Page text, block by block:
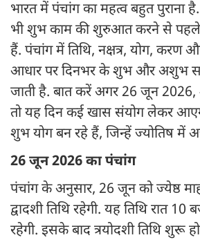
भारत में पंचांग का महत्व बहुत पुराना
भी शुभ काम की शुरुआत करने से
हैं. पंचांग में तिथि, नक्षत्र, योग, करण
आधार पर दिनभर के शुभ और अशुभ
जाती है. बात करें अगर 26 जून 2026,
तो यह दिन कई खास संयोग लेकर
शुभ योग बन रहे हैं, जिन्हें ज्योतिष में
26 जून 2026 का पंचांग
पंचांग के अनुसार, 26 जून को ज्येष्ठ
द्वादशी तिथि रहेगी. यह तिथि रात
रहेगी. इसके बाद त्रयोदशी तिथि शुरू